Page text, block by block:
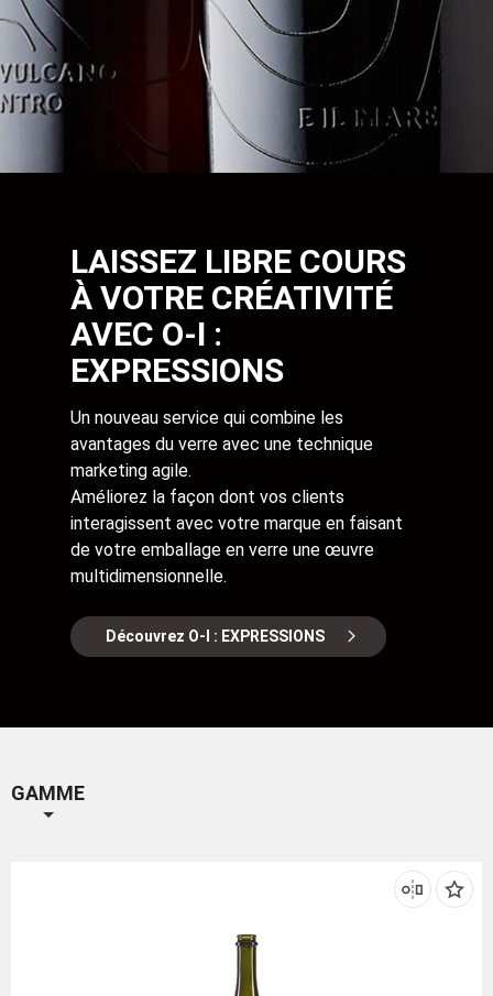
LAISSEZ LIBRE COURS
À VOTRE CRÉATIVITÉ
AVEC O-I :
EXPRESSIONS
Un nouveau service qui combine les
avantages du verre avec une technique
marketing agile.
Améliorez la façon dont vos clients
interagissent avec votre marque en faisant
de votre emballage en verre une œuvre
multidimensionnelle.
Découvrez O-I : EXPRESSIONS
GAMME